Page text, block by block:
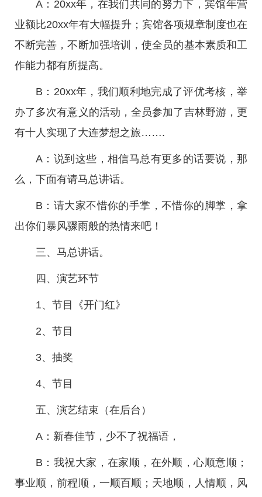
A：20xx年，在我们共同的努力下，宾馆年营
业额比20xx年有大幅提升；宾馆各项规章制度也在
不断完善，不断加强培训，使全员的基本素质和工
作能力都有所提高。
B：20xx年，我们顺利地完成了评优考核，举
办了多次有意义的活动，全员参加了吉林野游，更
有十人实现了大连梦想之旅…….
A：说到这些，相信马总有更多的话要说，那
么，下面有请马总讲话。
B：请大家不惜你的手掌，不惜你的脚掌，拿
出你们暴风骤雨般的热情来吧！
三、马总讲话。
四、演艺环节
1、节目《开门红》
2、节目
3、抽奖
4、节目
五、演艺结束（在后台）
A：新春佳节，少不了祝福语，
B：我祝大家，在家顺，在外顺，心顺意顺；
事业顺，前程顺，一顺百顺；天地顺，人情顺，风